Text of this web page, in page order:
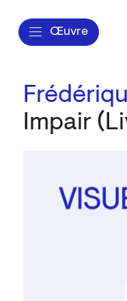
Œuvre
Impair